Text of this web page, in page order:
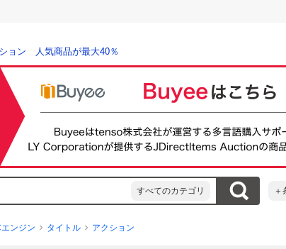
ョン 人気商品が最大40％
すべてのカテゴリ ＋
ンジン タイトル アクション